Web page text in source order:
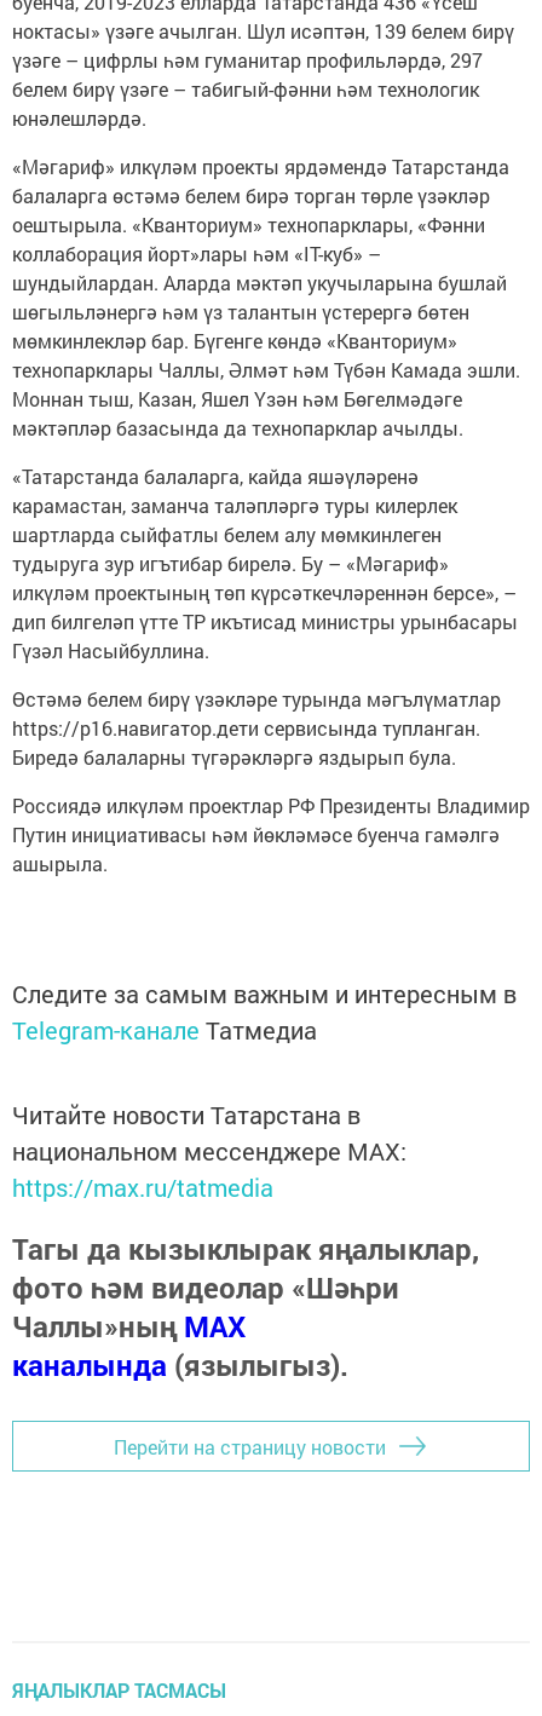
ноктасы» үзәге ачылган. Шул исәптән, 139 белем бирү
үзәге – цифрлы һәм гуманитар профильләрдә, 297
белем бирү үзәге – табигый-фәнни һәм технологик
юнәлешләрдә.
«Мәгариф» илкүләм проекты ярдәмендә Татарстанда
балаларга өстәмә белем бирә торган төрле үзәкләр
оештырыла. «Кванториум» технопарклары, «Фәнни
коллаборация йорт»лары һәм «IT-куб» –
шундыйлардан. Аларда мәктәп укучыларына бушлай
шөгыльләнергә һәм үз талантын үстерергә бөтен
мөмкинлекләр бар. Бүгенге көндә «Кванториум»
технопарклары Чаллы, Әлмәт һәм Түбән Камада эшли.
Моннан тыш, Казан, Яшел Үзән һәм Бөгелмәдәге
мәктәпләр базасында да технопарклар ачылды.
«Татарстанда балаларга, кайда яшәүләренә
карамастан, заманча таләпләргә туры килерлек
шартларда сыйфатлы белем алу мөмкинлеген
тудыруга зур игътибар бирелә. Бу – «Мәгариф»
илкүләм проектының төп күрсәткечләреннән берсе», –
дип билгеләп үтте ТР икътисад министры урынбасары
Гүзәл Насыйбуллина.
Өстәмә белем бирү үзәкләре турында мәгълүматлар
https://р16.навигатор.дети сервисында тупланган.
Биредә балаларны түгәрәкләргә яздырып була.
Россиядә илкүләм проектлар РФ Президенты Владимир
Путин инициативасы һәм йөкләмәсе буенча гамәлгә
ашырыла.
Следите за самым важным и интересным в
Telegram-канале Татмедиа
Читайте новости Татарстана в
национальном мессенджере MАХ:
https://max.ru/tatmedia
Тагы да кызыклырак яңалыклар,
фото һәм видеолар «Шәһри
Чаллы»ныңMAX
каналында (язылыгыз).
Перейти на страницу новости
ЯҢАЛЫКЛАР ТАСМАСЫ